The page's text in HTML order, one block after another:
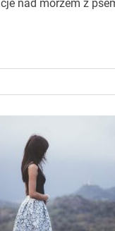
nad morzem z